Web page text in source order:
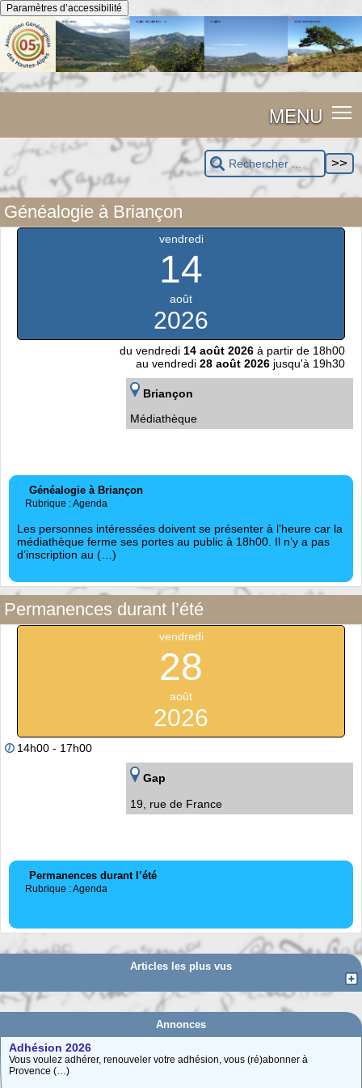
Panneau de gestion des cookies
Paramètres d’accessibilité
MENU
Généalogie à Briançon
vendredi
14
août
2026
du vendredi 14 août 2026 à partir de 18h00
au vendredi 28 août 2026 jusqu'à 19h30
Briançon
Médiathèque
Généalogie à Briançon
Rubrique : Agenda
Les personnes intéressées doivent se présenter à l’heure car la
médiathèque ferme ses portes au public à 18h00. Il n’y a pas
d’inscription au (…)
Permanences durant l’été
vendredi
28
août
2026
14h00 - 17h00
Gap
19, rue de France
Permanences durant l’été
Rubrique : Agenda
Articles les plus vus
Annonces
Adhésion 2026
Vous voulez adhérer, renouveler votre adhésion, vous (ré)abonner à
Provence (…)